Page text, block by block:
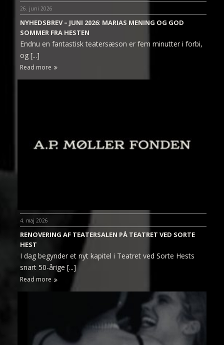
26. juni 2026
NYHEDSBREV – JUNI 2026: MARIAS MENING OG GOD
SOMMER FRA HESTEN
Endnu en fantastisk teatersæson er fem minutter i forbi,
og [...]
Read more
4. maj 2026
RENOVERING AF TEATERSALEN PÅ TEATRET VED SORTE
HEST
I dag begynder et nyt kapitel i Teatret ved Sorte Hests
snart 50-årige [...]
Read more